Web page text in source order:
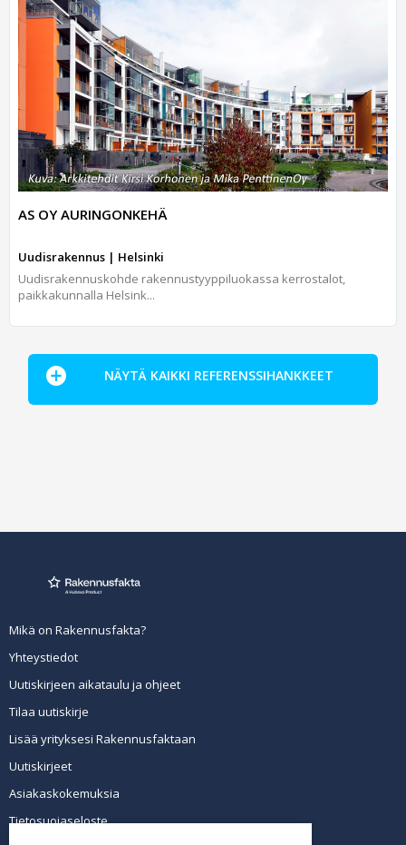
AS OY AURINGONKEHÄ
Uudisrakennus | Helsinki
Uudisrakennuskohde rakennustyyppiluokassa kerrostalot,
paikkakunnalla Helsink...
NÄYTÄ KAIKKI REFERENSSIHANKKEET
Mikä on Rakennusfakta?
Yhteystiedot
Uutiskirjeen aikataulu ja ohjeet
Tilaa uutiskirje
Lisää yrityksesi Rakennusfaktaan
Uutiskirjeet
Asiakaskokemuksia
Tietosuojaseloste